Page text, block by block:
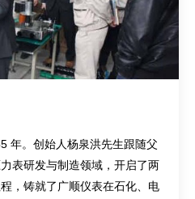
年。创始人杨泉洪先生跟随父
表研发与制造领域，开启了两
，铸就了广顺仪表在石化、电